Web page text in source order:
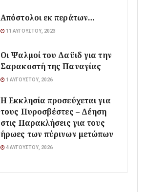
Απόστολοι εκ περάτων…
11 ΑΥΓΟΎΣΤΟΥ, 2023
Οι Ψαλμοί του Δαϋιδ για την
Σαρακοστή της Παναγίας
1 ΑΥΓΟΎΣΤΟΥ, 2026
Η Εκκλησία προσεύχεται για
τους Πυροσβέστες – Δέηση
στις Παρακλήσεις για τους
ήρωες των πύρινων μετώπων
4 ΑΥΓΟΎΣΤΟΥ, 2026